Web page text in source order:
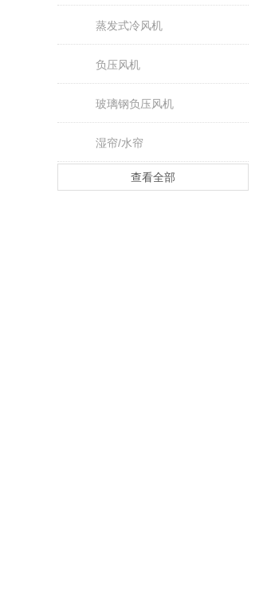
蒸发式冷风机
负压风机
玻璃钢负压风机
湿帘/水帘
查看全部